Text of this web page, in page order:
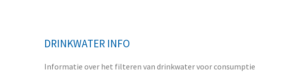
DRINKWATER INFO
Informatie over het filteren van drinkwater voor consumptie